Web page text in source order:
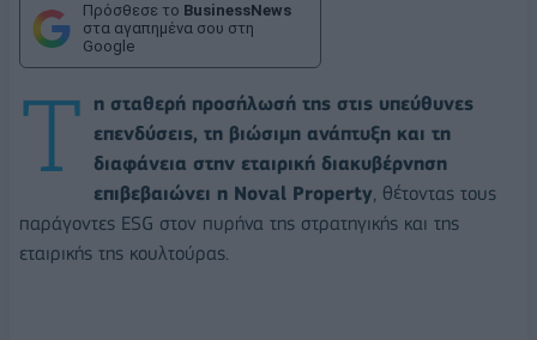
Πρόσθεσε το BusinessNews
στα αγαπημένα σου στη
Google
Τ
η σταθερή προσήλωσή της στις υπεύθυνες
επενδύσεις, τη βιώσιμη ανάπτυξη και τη
διαφάνεια στην εταιρική διακυβέρνηση
επιβεβαιώνει η Noval Property, θέτοντας τους
παράγοντες ESG στον πυρήνα της στρατηγικής και της
εταιρικής της κουλτούρας.